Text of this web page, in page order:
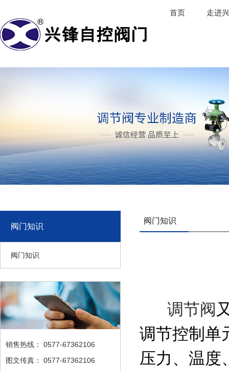
首页 走进
阀门知识
阀门知识
销售热线： 0577-67362106
图文传真： 0577-67362106
阀门知识
调节阀
调节控制单
压力、温度